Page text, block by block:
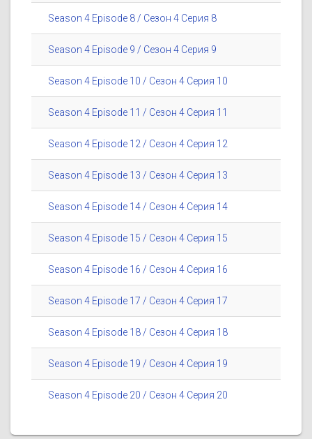
Season 4 Episode 8 / Сезон 4 Серия 8
Season 4 Episode 9 / Сезон 4 Серия 9
Season 4 Episode 10 / Сезон 4 Серия 10
Season 4 Episode 11 / Сезон 4 Серия 11
Season 4 Episode 12 / Сезон 4 Серия 12
Season 4 Episode 13 / Сезон 4 Серия 13
Season 4 Episode 14 / Сезон 4 Серия 14
Season 4 Episode 15 / Сезон 4 Серия 15
Season 4 Episode 16 / Сезон 4 Серия 16
Season 4 Episode 17 / Сезон 4 Серия 17
Season 4 Episode 18 / Сезон 4 Серия 18
Season 4 Episode 19 / Сезон 4 Серия 19
Season 4 Episode 20 / Сезон 4 Серия 20